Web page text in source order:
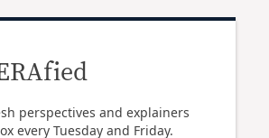
perspectives and explainers
every Tuesday and Friday.